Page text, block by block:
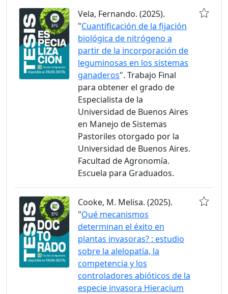
Vela, Fernando. (2025).
"Cuantificación de la fijación
biológica de nitrógeno a
partir de la incorporación de
leguminosas en los sistemas
ganaderos". Trabajo Final
para obtener el grado de
Especialista de la
Universidad de Buenos Aires
en Manejo de Sistemas
Pastoriles otorgado por la
Universidad de Buenos Aires.
Facultad de Agronomía.
Escuela para Graduados.
Cooke, M. Melisa. (2025).
"Qué mecanismos
determinan el éxito en
plantas invasoras? : estudio
sobre la alelopatía, la
competencia y los
controladores abióticos de la
especie invasora Hieracium